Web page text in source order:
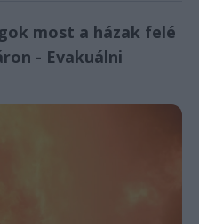
most a házak felé
- Evakuálni